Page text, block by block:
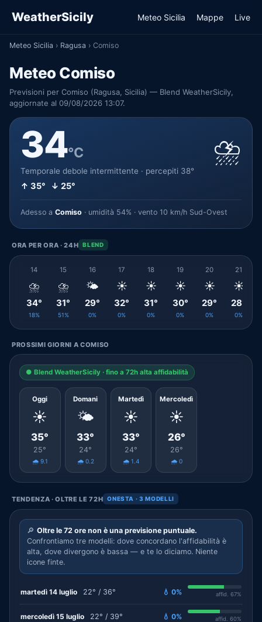
WeatherSicily Meteo Sicilia Mappe Live
Meteo Sicilia › Ragusa › Comiso
Meteo Comiso
Previsioni per Comiso (Ragusa, Sicilia) — Blend WeatherSicily,
aggiornate al 09/08/2026 13:07.
34°C
Temporale debole intermittente · percepiti 38°
↑ 35° ↓ 25°
⛈️
Adesso a Comiso · umidità 54% · vento 10 km/h Sud-Ovest
ORA PER ORA · 24H BLEND
14
⛈️
34°
18%
15
⛈️
31°
51%
16
🌤️
29°
0%
17
☀️
32°
0%
18
☀️
31°
0%
19
☀️
30°
0%
20
☀️
29°
0%
21
☀️
28°
0%
PROSSIMI GIORNI A COMISO
● Blend WeatherSicily · fino a 72h alta affidabilità
Oggi
☀️
35°
25°
🌧️ 9.1
Domani
🌤️
33°
24°
🌧️ 0.2
Martedì
☀️
33°
24°
🌧️ 1.4
Mercoledì
☀️
26°
26°
🌧️ 0
TENDENZA · OLTRE LE 72H ONESTA · 3 MODELLI
🔎 Oltre le 72 ore non è una previsione puntuale.
Confrontiamo tre modelli: dove concordano l'affidabilità è
alta, dove divergono è bassa — e te lo diciamo. Niente
icone finte.
martedì 14 luglio 22° / 36° 💧 0% affid. 67%
mercoledì 15 luglio 22° / 39° 💧 0% affid. 60%